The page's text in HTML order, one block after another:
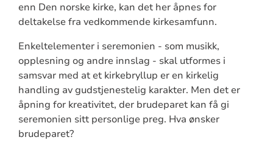
enn Den norske kirke, kan det her åpnes for
deltakelse fra vedkommende kirkesamfunn.
Enkeltelementer i seremonien - som musikk,
opplesning og andre innslag - skal utformes i
samsvar med at et kirkebryllup er en kirkelig
handling av gudstjenestelig karakter. Men det er
åpning for kreativitet, der brudeparet kan få gi
seremonien sitt personlige preg. Hva ønsker
brudeparet?